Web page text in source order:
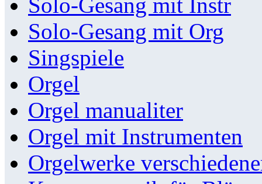
Solo-Gesang mit Instr
Solo-Gesang mit Org
Singspiele
Orgel
Orgel manualiter
Orgel mit Instrumenten
Orgelwerke